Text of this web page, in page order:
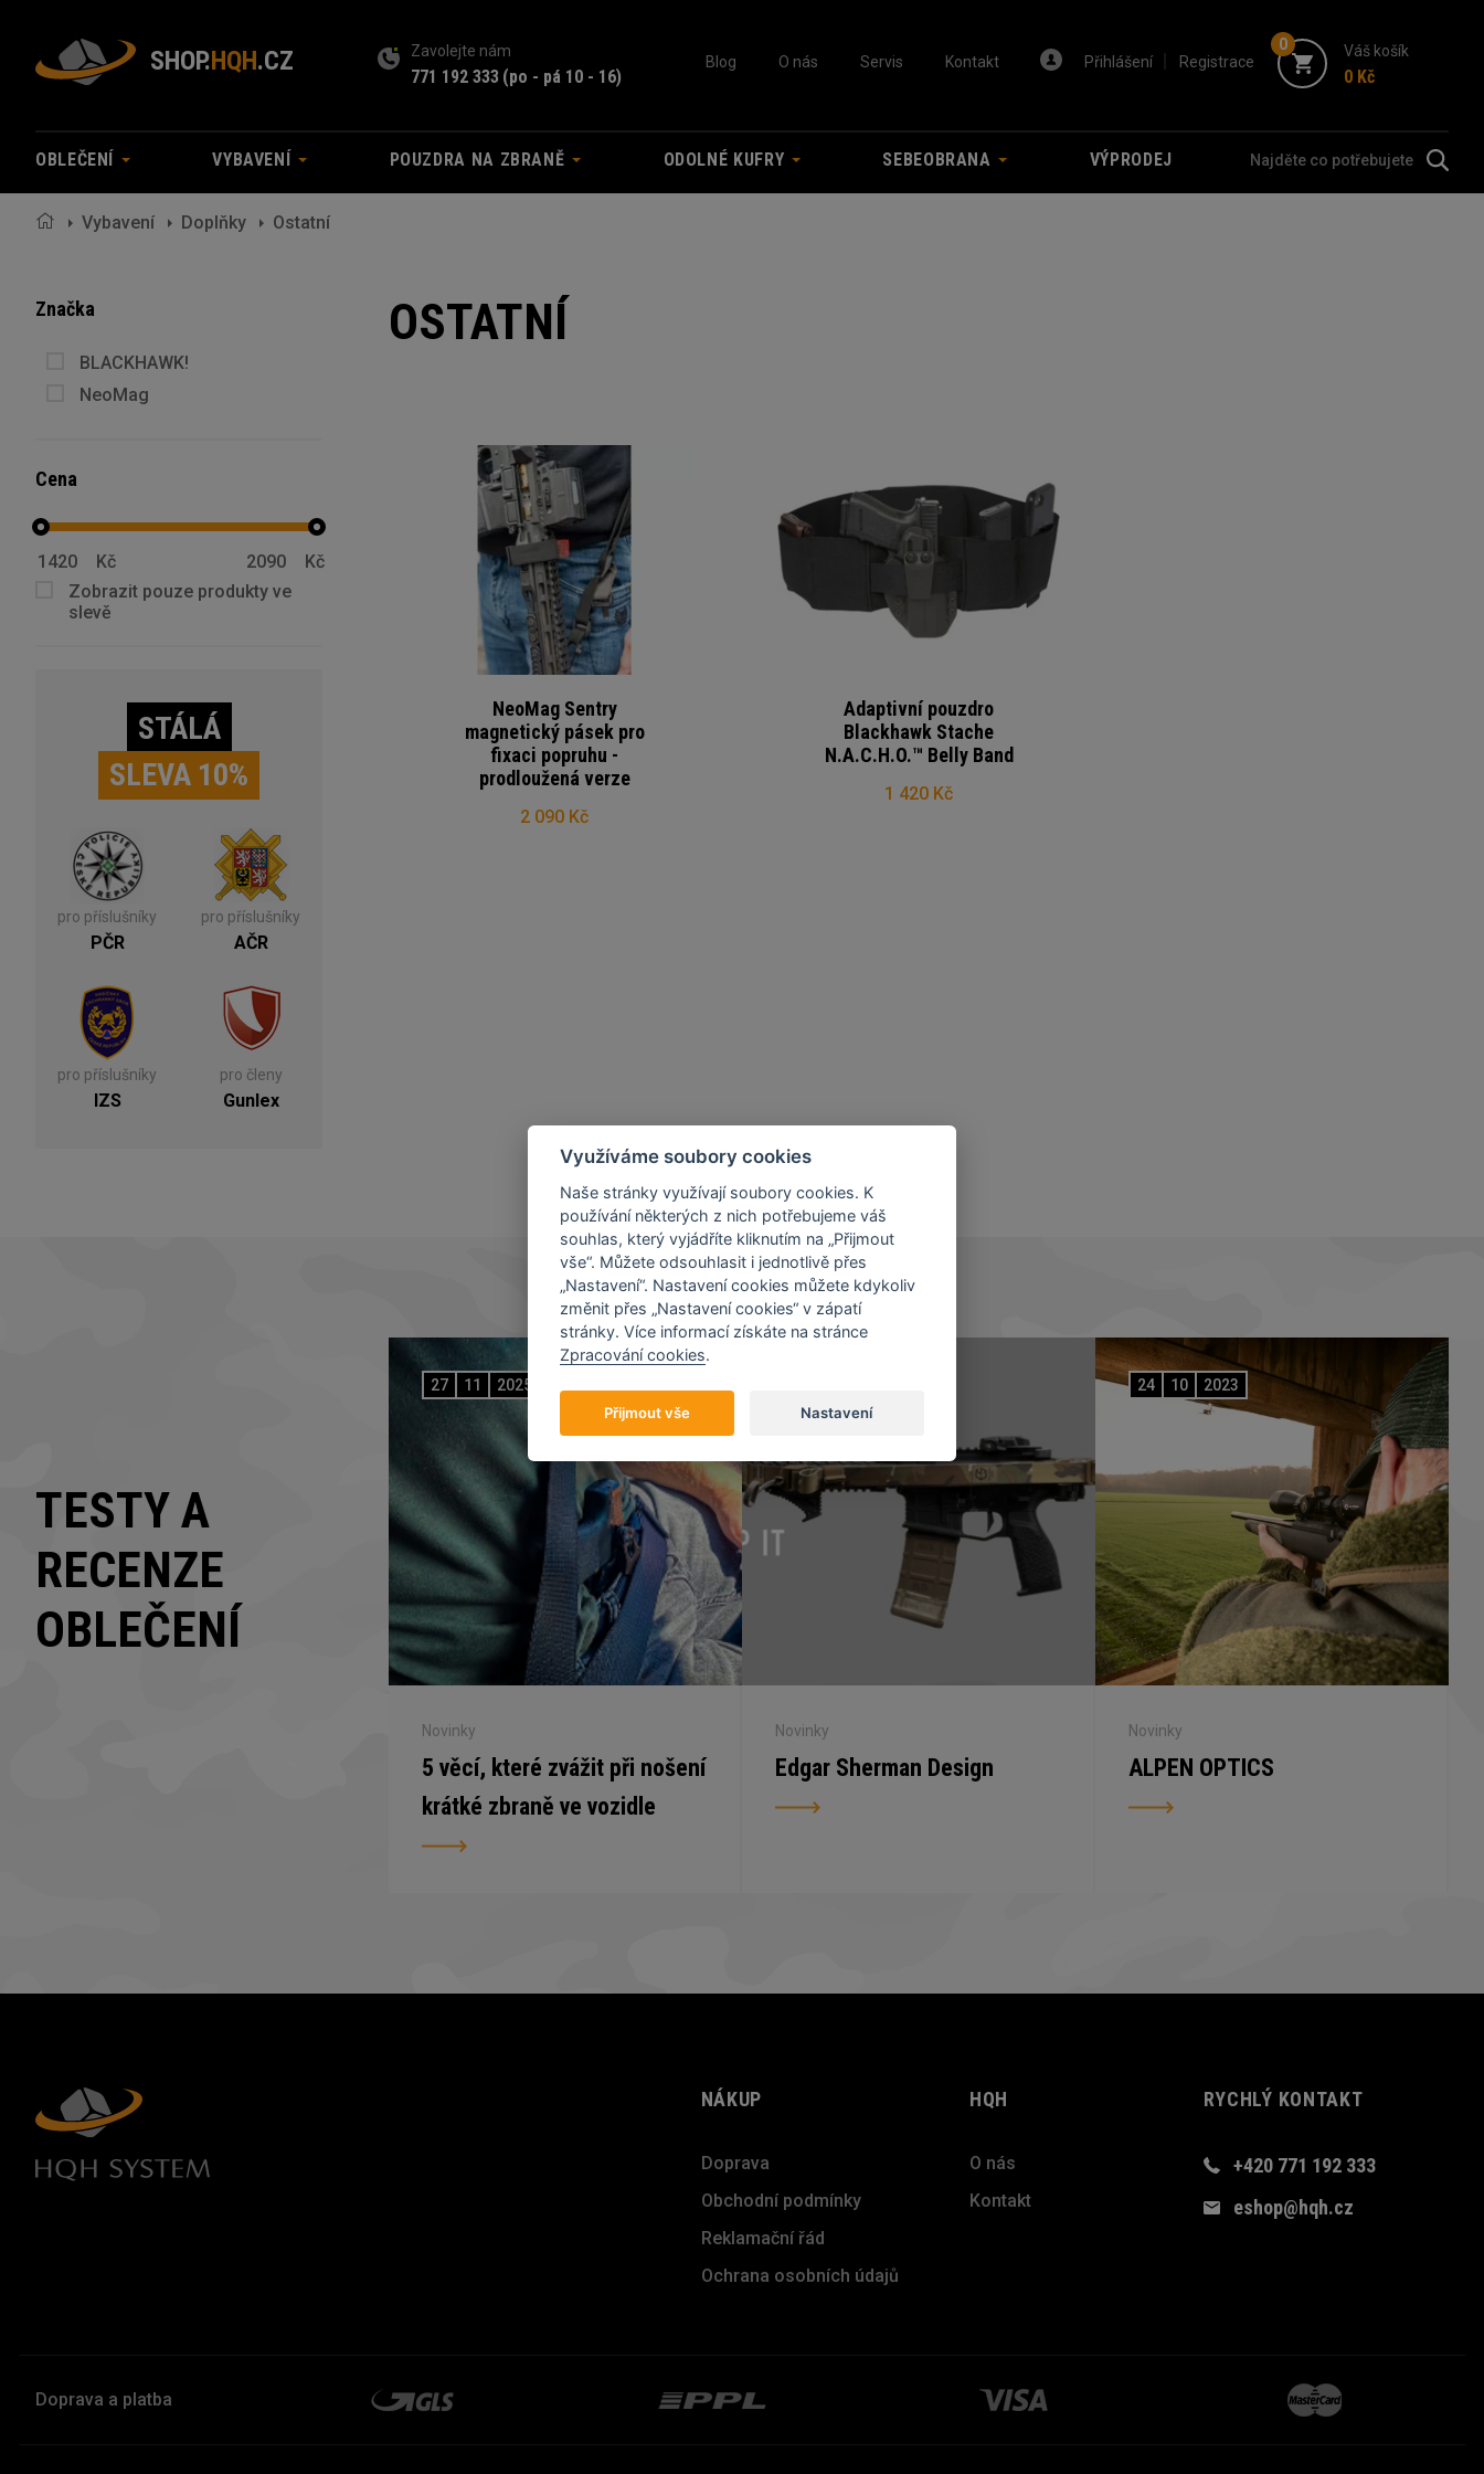
SHOP.HQH.CZ Zavolejte nám
771 192 333 (po - pá 10 - 16)
Blog O nás Servis Kontakt Přihlášení Registrace
0 Váš košík
0 Kč
OBLEČENÍ VYBAVENÍ POUZDRA NA ZBRANĚ ODOLNÉ KUFRY SEBEOBRANA VÝPRODEJ
Vybavení Doplňky Ostatní
Značka
BLACKHAWK!
NeoMag
Cena
Kč
Kč
Zobrazit pouze produkty ve
slevě
STÁLÁ
SLEVA 10%
pro příslušníky
PČR
pro příslušníky
AČR
pro příslušníky
IZS
pro členy
Gunlex
OSTATNÍ
NeoMag Sentry
magnetický pásek pro
fixaci popruhu -
prodloužená verze
2 090 Kč
Adaptivní pouzdro
Blackhawk Stache
N.A.C.H.O.™ Belly Band
1 420 Kč
TESTY A
RECENZE
OBLEČENÍ
27 11 2025
Novinky
5 věcí, které zvážit při nošení
krátké zbraně ve vozidle
Novinky
Edgar Sherman Design
24 10 2023
Novinky
ALPEN OPTICS
NÁKUP
Doprava
Obchodní podmínky
Reklamační řád
Ochrana osobních údajů
HQH
O nás
Kontakt
RYCHLÝ KONTAKT
+420 771 192 333
eshop@hqh.cz
Doprava a platba
Využíváme soubory cookies
Naše stránky využívají soubory cookies. K
používání některých z nich potřebujeme váš
souhlas, který vyjádříte kliknutím na „Přijmout
vše“. Můžete odsouhlasit i jednotlivě přes
„Nastavení“. Nastavení cookies můžete kdykoliv
změnit přes „Nastavení cookies“ v zápatí
stránky. Více informací získáte na stránce
Zpracování cookies.
Přijmout vše Nastavení